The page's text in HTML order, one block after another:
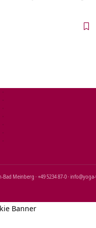
Meinberg · +49 5234 87‑0 ·
Banner